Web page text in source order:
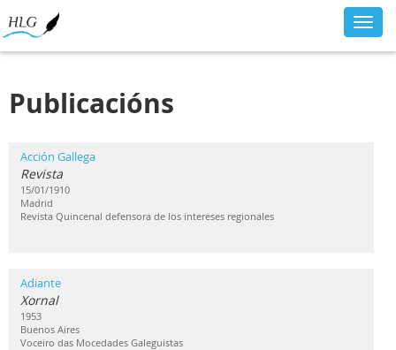
Publicacións
Acción Gallega
Revista
15/01/1910
Madrid
Revista Quincenal defensora de los intereses regionales
Adiante
Xornal
1953
Buenos Aires
Voceiro das Mocedades Galeguistas